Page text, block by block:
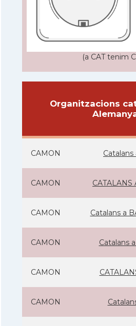
(a CAT tenim
Organitzacions
CAMON Catalans
CAMON CATALANS
CAMON Catalans a
CAMON Catalans
CAMON
CAMON